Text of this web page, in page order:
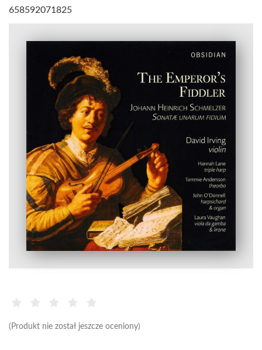
(Produkt nie został jeszcze oceniony)
658592071825